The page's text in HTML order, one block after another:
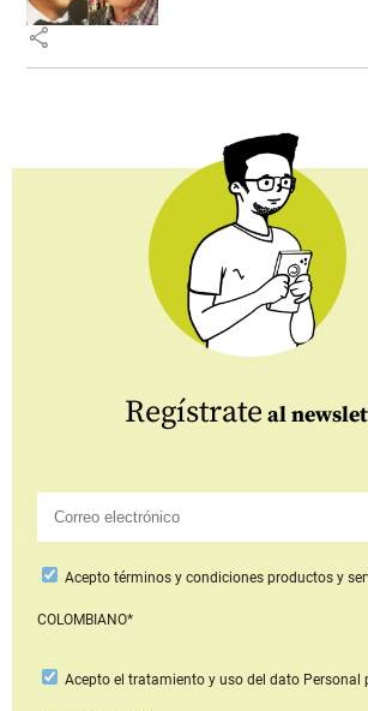
share
Regístrate al
Aceptotérminos y condiciones productos y
COLOMBIANO*
Acepto el tratamiento y uso del dato Personal